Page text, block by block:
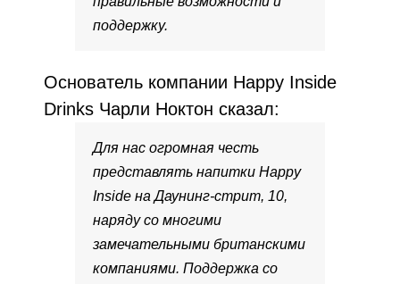
поддержку.
Основатель компании Happy Inside
Drinks Чарли Ноктон сказал:
Для нас огромная честь
представлять напитки Happy
Inside на Даунинг-стрит, 10,
наряду со многими
замечательными британскими
компаниями. Поддержка со